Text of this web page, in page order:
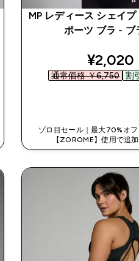
MP レディース シェイ
ポーツ ブラ - ブ
¥2,020‎
通常価格 ￥6,750‎ 割
ゾロ目セール｜最大70%オフ
【ZOROME】使用で追